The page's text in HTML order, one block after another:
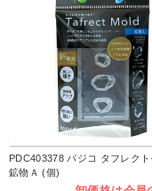
PDC403378 パジコ タフレクト
鉱物Ａ (個)